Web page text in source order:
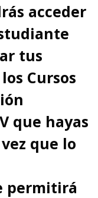
acceder
tus
Cursos
que hayas
que lo
permitirá